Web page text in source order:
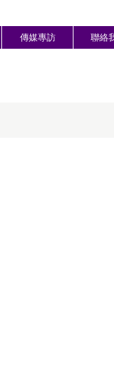
傳媒專訪 聯絡